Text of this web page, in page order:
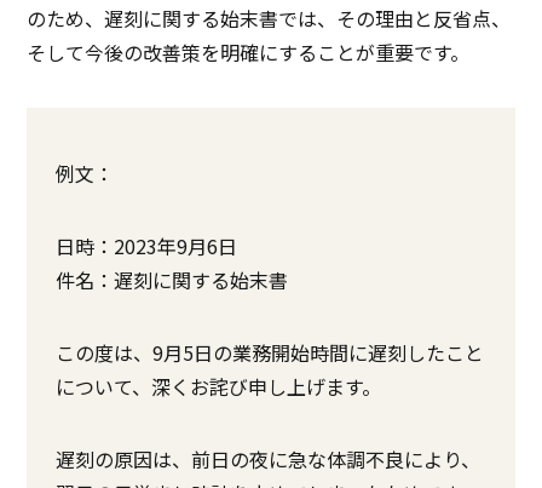
のため、遅刻に関する始末書では、その理由と反省点、
そして今後の改善策を明確にすることが重要です。
例文：
日時：2023年9月6日
件名：遅刻に関する始末書
この度は、9月5日の業務開始時間に遅刻したこと
について、深くお詫び申し上げます。
遅刻の原因は、前日の夜に急な体調不良により、